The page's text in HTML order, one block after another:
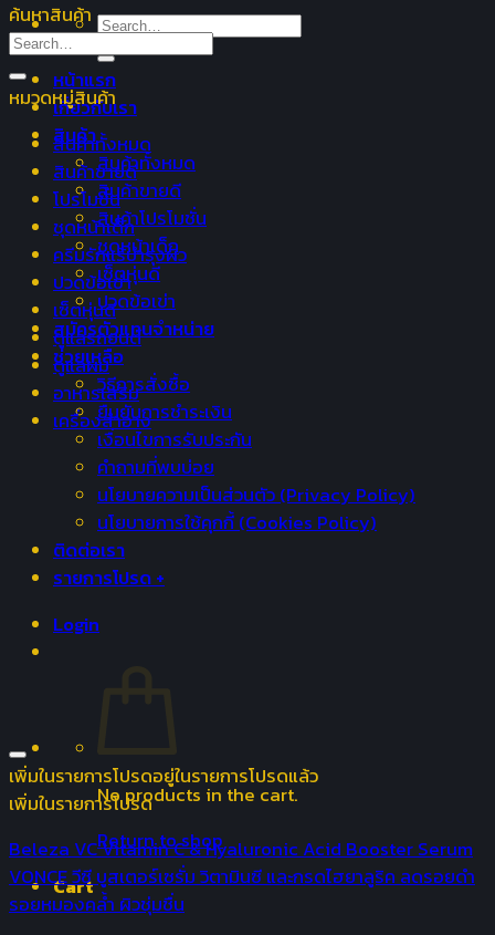
Search
for:
หน้าแรก
เกี่ยวกับเรา
สินค้า
สินค้าทั้งหมด
สินค้าขายดี
สินค้าโปรโมชั่น
ชุดหน้าเด็ก
เซ็ตหุ่นดี
ปวดข้อเข่า
สมัครตัวแทนจำหน่าย
ช่วยเหลือ
วิธีการสั่งซื้อ
ยืนยันการชำระเงิน
เงื่อนไขการรับประกัน
คำถามที่พบบ่อย
นโยบายความเป็นส่วนตัว (Privacy Policy)
นโยบายการใช้คุกกี้ (Cookies Policy)
ติดต่อเรา
รายการโปรด +
Login
No products in the cart.
Return to shop
Cart
ค้นหาสินค้า
Search
for:
หมวดหมู่สินค้า
สินค้าทั้งหมด
สินค้าขายดี
โปรโมชั่น
ชุดหน้าเด็ก
ครีมรักแร้บำรุงผิว
ปวดข้อเข่า
เซ็ตหุ่นดี
ดูแลรถยนต์
ดูแลผม
อาหารเสริม
เครื่องสำอาง
เพิ่มในรายการโปรดอยู่ในรายการโปรดแล้ว
เพิ่มในรายการโปรด
Beleza VC Vitamin C & Hyaluronic Acid Booster Serum
VONCE วีซี บูสเตอร์เซรั่ม วิตามินซี และกรดไฮยาลูริค ลดรอยดำ
รอยหมองคล้ำ ผิวชุ่มชื่น